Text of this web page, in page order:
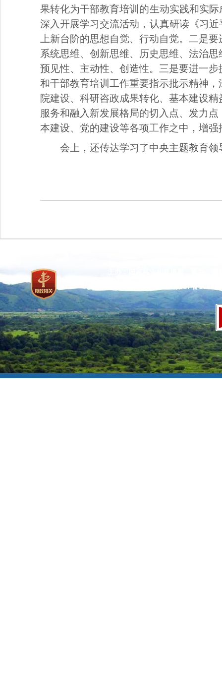
果转化为干部教育培训的生动实践和实
深入开展学习交流活动，认真研读《习
上新台阶的思想自觉、行动自觉。二是
系统思维、创新思维、历史思维、法治
预见性、主动性、创造性。三是要进一
和干部教育培训工作重要指示批示精神
院建设、科研咨政成果转化、基本建设
服务和融入新发展格局的切入点、发力
本建设、党的建设等各项工作之中，增
会上，还传达学习了中央主题教育
京ICP备